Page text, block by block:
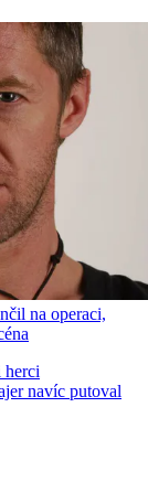
na operaci,
herci
navíc putoval